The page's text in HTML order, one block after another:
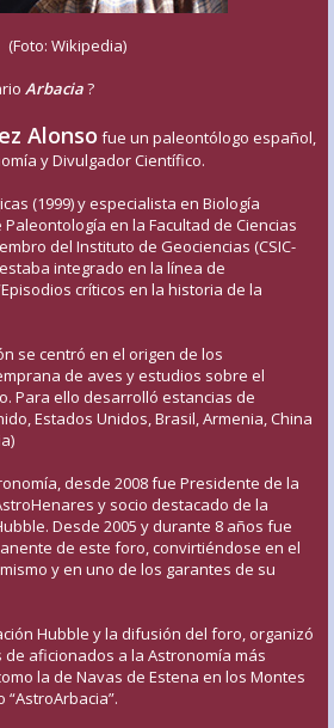
(Foto: Wikipedia)
Arbacia?
Alonso fue un paleontólogo español,
y Divulgador Científico.
(1999) y especialista en Biología
en la Facultad de Ciencias
del Instituto de Geociencias (CSIC-
integrado en la línea de
críticos en la historia de la
se centró en el origen de los
de aves y estudios sobre el
Para ello desarrolló estancias de
Estados Unidos, Brasil, Armenia, China
desde 2008 fue Presidente de la
y socio destacado de la
Desde 2005 y durante 8 años fue
de este foro, convirtiéndose en el
y en uno de los garantes de su
Hubble y la difusión del foro, organizó
aficionados a la Astronomía más
la de Navas de Estena en los Montes
“AstroArbacia”.